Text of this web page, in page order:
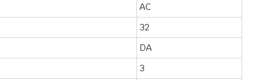
AC
32
DA
3